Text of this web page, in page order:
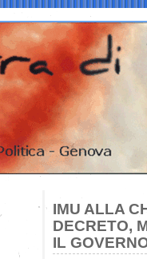
IMU ALLA
DECRETO,
IL